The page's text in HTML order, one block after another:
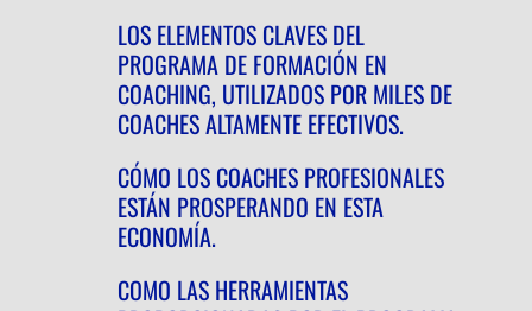
LOS ELEMENTOS CLAVES DEL
PROGRAMA DE FORMACIÓN EN
COACHING, UTILIZADOS POR MILES DE
COACHES ALTAMENTE EFECTIVOS.
CÓMO LOS COACHES PROFESIONALES
ESTÁN PROSPERANDO EN ESTA
ECONOMÍA.
COMO LAS HERRAMIENTAS